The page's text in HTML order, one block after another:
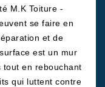
M.K Toiture -
se faire en
et de
est un mur
en rebouchant
qui luttent contre